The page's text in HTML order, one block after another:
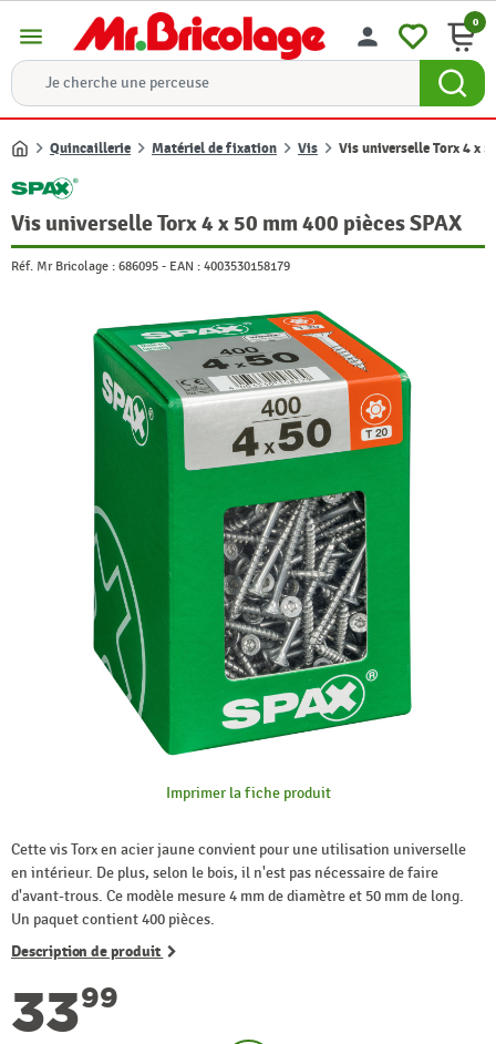
menu person 0
Accueil
Quincaillerie Matériel de fixation Vis Vis universelle Torx 4 x
Vis universelle Torx 4 x 50 mm 400 pièces SPAX
Réf. Mr Bricolage : 686095 - EAN : 4003530158179
Imprimer la fiche produit
Cette vis Torx en acier jaune convient pour une utilisation universelle
en intérieur. De plus, selon le bois, il n'est pas nécessaire de faire
d'avant-trous. Ce modèle mesure 4 mm de diamètre et 50 mm de long.
Un paquet contient 400 pièces.
Description de produit
3399